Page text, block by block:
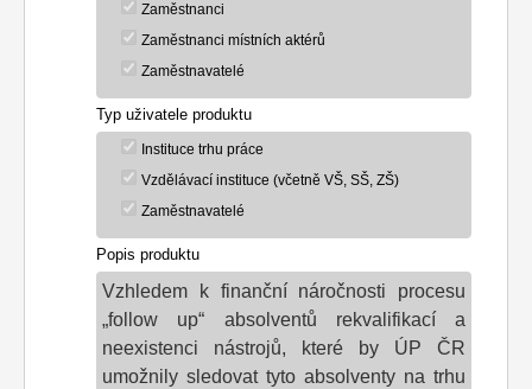
Zaměstnanci
Zaměstnanci místních aktérů
Zaměstnavatelé
Typ uživatele produktu
Instituce trhu práce
Vzdělávací instituce (včetně VŠ, SŠ, ZŠ)
Zaměstnavatelé
Popis produktu
Vzhledem k finanční náročnosti procesu
„follow up“ absolventů rekvalifikací a
neexistenci nástrojů, které by ÚP ČR
umožnily sledovat tyto absolventy na trhu